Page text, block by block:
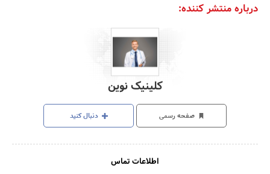
درباره منتشر کننده:
کلینیک نوین
صفحه رسمی دنبال کنید
اطلاعات تماس